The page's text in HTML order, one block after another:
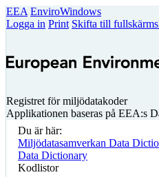
EEA EnviroWindows
Logga in Print Skifta till
Registret för miljödatakoder
Applikationen baseras på EEA:s
Du är här:
Miljödatasamverkan Data
Data Dictionary
Kodlistor